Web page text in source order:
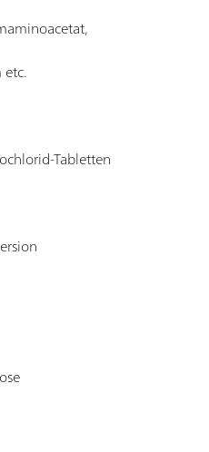
Tabletten